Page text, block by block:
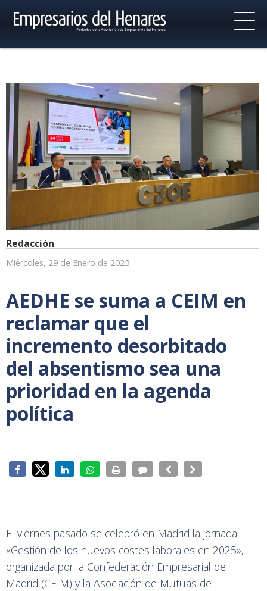
Redacción
Miércoles, 29 de Enero de 2025
AEDHE se suma a CEIM en
reclamar que el
incremento desorbitado
del absentismo sea una
prioridad en la agenda
política
El viernes pasado se celebró en Madrid la jornada
«Gestión de los nuevos costes laborales en 2025»,
organizada por la Confederación Empresarial de
Madrid (CEIM) y la Asociación de Mutuas de